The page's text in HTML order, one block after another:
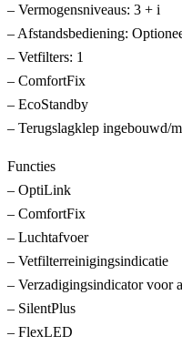
– Vermogensniveaus: 3 + i
– Afstandsbediening:
– Vetfilters: 1
– ComfortFix
– EcoStandby
– Terugslagklep ingebouwd/
Functies
– OptiLink
– ComfortFix
– Luchtafvoer
– Vetfilterreinigingsindicatie
– Verzadigingsindicator voor
– SilentPlus
– FlexLED